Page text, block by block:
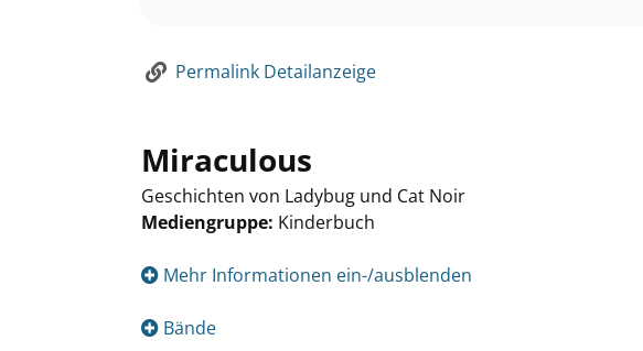
Permalink Detailanzeige
Miraculous
Geschichten von Ladybug und Cat Noir
Mediengruppe: Kinderbuch
Mehr Informationen ein-/ausblenden
Bände